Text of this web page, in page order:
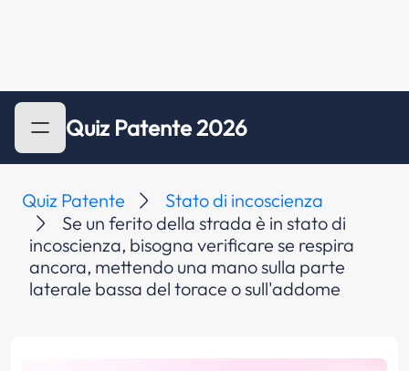
Quiz Patente 2026
Quiz Patente
Stato di incoscienza
Se un ferito della strada è in stato di
incoscienza, bisogna verificare se respira
ancora, mettendo una mano sulla parte
laterale bassa del torace o sull'addome